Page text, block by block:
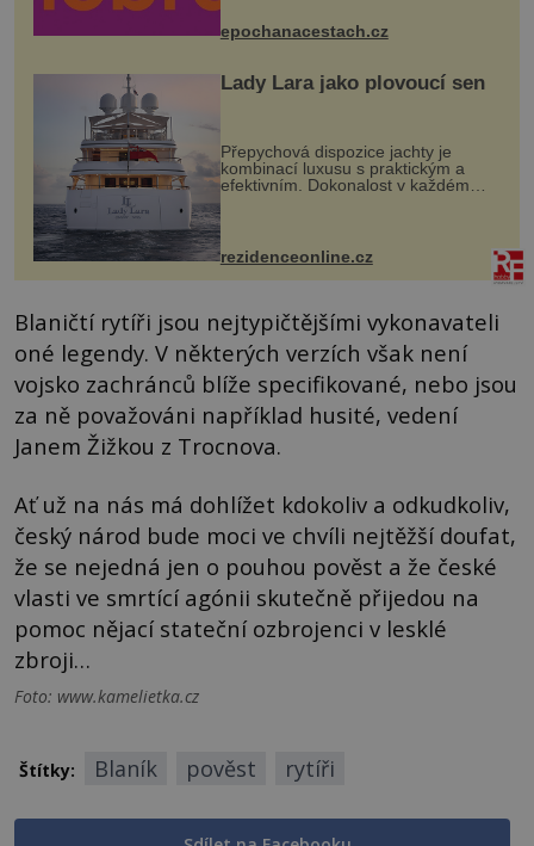
mohou těšit na víno, burčák, pes...
epochanacestach.cz
Lady Lara jako plovoucí sen
Přepychová dispozice jachty je
kombinací luxusu s praktickým a
efektivním. Dokonalost v každém
detailu představuje značka Fendi
Casa, kterou byly vybaveny její
paluby. Monacký přístav nabízí
každoročn...
rezidenceonline.cz
Blaničtí rytíři jsou nejtypičtějšími vykonavateli
oné legendy. V některých verzích však není
vojsko zachránců blíže specifikované, nebo jsou
za ně považováni například husité, vedení
Janem Žižkou z Trocnova.
Ať už na nás má dohlížet kdokoliv a odkudkoliv,
český národ bude moci ve chvíli nejtěžší doufat,
že se nejedná jen o pouhou pověst a že české
vlasti ve smrtící agónii skutečně přijedou na
pomoc nějací stateční ozbrojenci v lesklé
zbroji…
Foto: www.kamelietka.cz
Štítky: Blaník pověst rytíři